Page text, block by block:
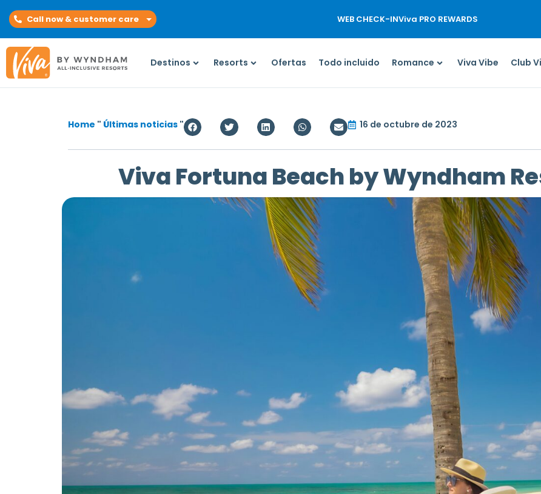
Call now & customer care WEB CHECK-INViva PRO REWARDS
Destinos Resorts Ofertas Todo incluido Romance Viva Vibe Club
Home " Últimas noticias " 16 de octubre de 2023
Viva Fortuna Beach by Wyndham